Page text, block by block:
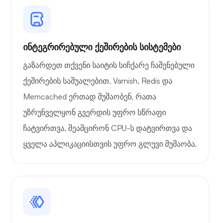
საოცრება
Playtube
ინტეგრირებული ქეშირების სისტემები
გაზარდეთ თქვენი საიტის სიჩქარე ჩაშენებული
ქეშირების საშუალებით. Varnish, Redis და
Memcached ერთად მუშაობენ, რათა
უზრუნველყონ გვერდის უფრო სწრაფი
ჩატვირთვა, შეამცირონ CPU-ს დატვირთვა და
ყველა აპლიკაციისთვის უფრო გლუვი მუშაობა.